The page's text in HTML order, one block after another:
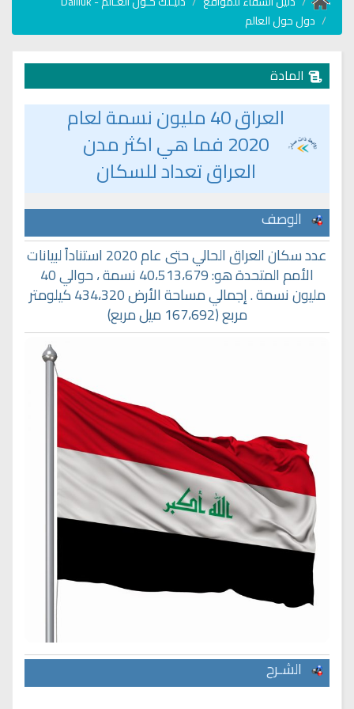
دول حول العالم
المادة
العراق 40 مليون نسمة لعام
2020 فما هي اكثر مدن
العراق تعداد للسكان
الوصف
عدد سكان العراق الحالي حتى عام 2020 استناداً لبيانات
الأمم المتحدة هو: 40،513،679 نسمة ، حوالي 40
مليون نسمة . إجمالي مساحة الأرض 434،320 كيلومتر
مربع (167،692 ميل مربع)
الشـرح